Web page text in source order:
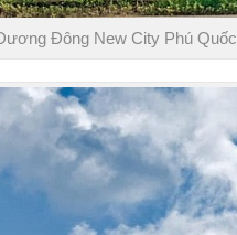
Đông New City Phú Quốc